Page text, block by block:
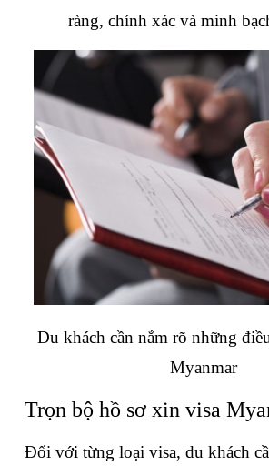
ràng, chính xác và minh
Du khách cần nắm rõ những
Myanmar
Trọn bộ hồ sơ xin visa
Đối với từng loại visa, du khách